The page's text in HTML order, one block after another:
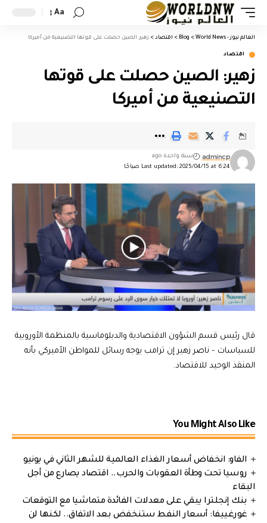
Aa
العالم نيوز - World News >
Blog
> اقتصاد > زهير: الصين حصلت على قوتها التصنيعية من أميركا
اقتصاد
زهير: الصين حصلت على قوتها
التصنيعية من أميركا
Last updated: 2025/04/15 at 6:24 صباحًا
admincp سنة واحدة ago
قال رئيس قسم الشؤون الاقتصادية والدبلوماسية بالمنظمة الأوروبية
للسياسات – ناصر زهير إن ترامب يوجه رسائل للمواطن الأميركي بأنه
المنقذ الوحيد للاقتصاد.
You Might Also Like
الفاو: انخفاض أسعار الغذاء العالمية للشهر الثاني في يونيو
روسيا تحت وطأة العقوبات والحرب.. اقتصاد يصارع من أجل
البقاء
بنك إنجلترا يبقي على معدلات الفائدة متماشيا مع التوقعات
غورغييفا: أسعار النفط ستنخفض بعد الاتفاق.. لكنها لن